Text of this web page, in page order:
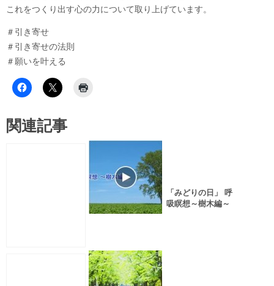
これをつくり出す心の力について取り上げています。
＃引き寄せ
＃引き寄せの法則
＃願いを叶える
関連記事
「みどりの日」 呼
吸瞑想～樹木編～